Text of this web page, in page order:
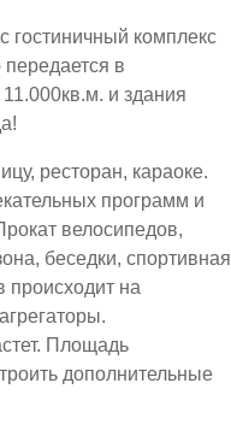
гостиничный комплекс
в
и здания
ресторан, караоке.
программ и
велосипедов,
беседки, спортивная
на
Площадь
дополнительные